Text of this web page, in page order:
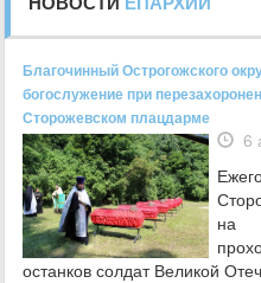
Благочинный Острогожского
богослужение при
Сторожевском плацдарме
6
на
останков солдат Великой